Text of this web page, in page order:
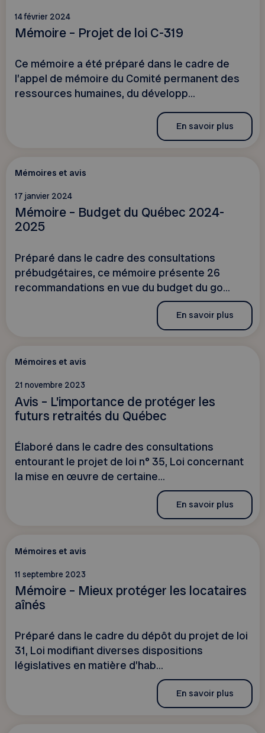
14 février 2024
Mémoire – Projet de loi C-319
Ce mémoire a été préparé dans le cadre de
l’appel de mémoire du Comité permanent des
ressources humaines, du développ...
En savoir plus
Mémoires et avis
17 janvier 2024
Mémoire – Budget du Québec 2024-
2025
Préparé dans le cadre des consultations
prébudgétaires, ce mémoire présente 26
recommandations en vue du budget du go...
En savoir plus
Mémoires et avis
21 novembre 2023
Avis – L’importance de protéger les
futurs retraités du Québec
Élaboré dans le cadre des consultations
entourant le projet de loi n° 35, Loi concernant
la mise en œuvre de certaine...
En savoir plus
Mémoires et avis
11 septembre 2023
Mémoire – Mieux protéger les locataires
aînés
Préparé dans le cadre du dépôt du projet de loi
31, Loi modifiant diverses dispositions
législatives en matière d’hab...
En savoir plus